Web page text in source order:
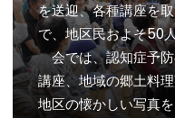
空き家情報
お問い合せ
を送迎、各種講座を
で、地区民およそ50
会では、認知症予防
講座、地域の郷土料
地区の懐かしい写真